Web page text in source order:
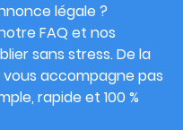
légale ?
FAQ et nos
sans stress. De la
accompagne pas
rapide et 100 %